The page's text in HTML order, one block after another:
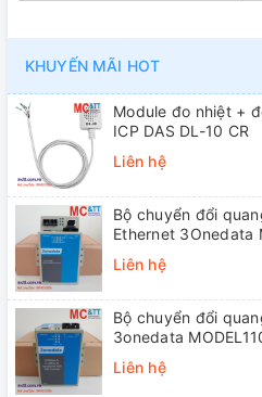
KHUYẾN MÃI HOT
Module đo nhiệt +
ICP DAS DL-10 CR
Liên hệ
Bộ chuyển đổi
Ethernet 3Onedata
Liên hệ
Bộ chuyển đổi
3onedata
Liên hệ